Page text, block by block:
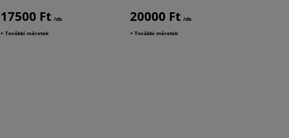
17500 Ft /db
+ További méretek
20000 Ft /db
+ További méretek